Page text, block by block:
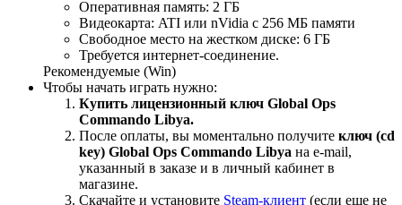
Оперативная память: 2 ГБ
Видеокарта: ATI или nVidia с 256 МБ памяти
Свободное место на жестком диске: 6 ГБ
Требуется интернет-соединение.
Рекомендуемые (Win)
Чтобы начать играть нужно:
Купить лицензионный ключ Global Ops
Commando Libya.
После оплаты, вы моментально получите ключ (cd
key) Global Ops Commando Libya на е-mail,
указанный в заказе и в личный кабинет в
магазине.
Скачайте и установите Steam-клиент (если еще не